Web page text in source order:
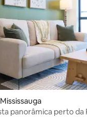
panorâmica perto da